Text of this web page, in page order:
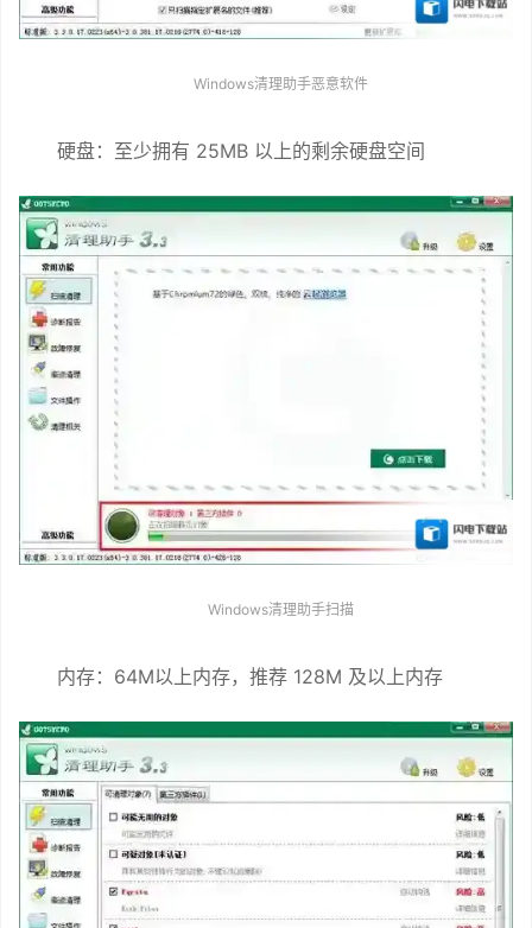
Windows清理助手恶意软件
硬盘：至少拥有 25MB 以上的剩余硬盘空间
Windows清理助手扫描
内存：64M以上内存，推荐 128M 及以上内存